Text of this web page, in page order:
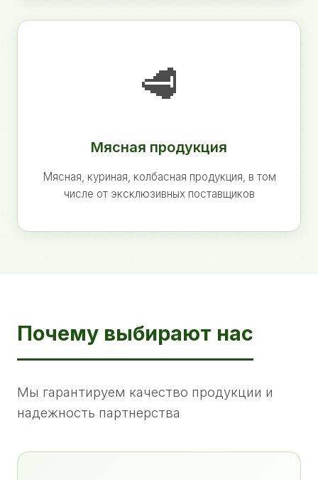
🥩
Мясная продукция
Мясная, куриная, колбасная продукция, в том
числе от эксклюзивных поставщиков
Почему выбирают нас
Мы гарантируем качество продукции и
надежность партнерства